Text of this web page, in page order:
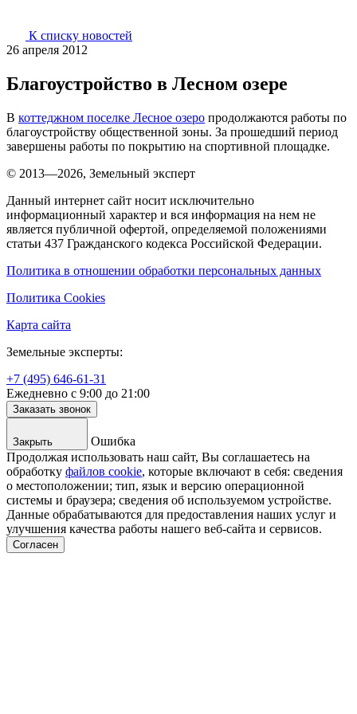
К списку новостей
26 апреля 2012
Благоустройство в Лесном озере
В коттеджном поселке Лесное озеро продолжаются работы по
благоустройству общественной зоны. За прошедший период
завершены работы по покрытию на спортивной площадке.
© 2013—2026, Земельный эксперт
Данный интернет сайт носит исключительно
информационный характер и вся информация на нем не
является публичной офертой, определяемой положениями
статьи 437 Гражданского кодекса Российской Федерации.
Политика в отношении обработки персональных данных
Политика Cookies
Карта сайта
Земельные эксперты:
+7 (495) 646-61-31
Ежедневно с 9:00 до 21:00
Заказать звонок
Закрыть
Ошибка
Продолжая использовать наш сайт, Вы соглашаетесь на
обработку файлов cookie, которые включают в себя: сведения
о местоположении; тип, язык и версию операционной
системы и браузера; сведения об используемом устройстве.
Данные обрабатываются для предоставления наших услуг и
улучшения качества работы нашего веб-сайта и сервисов.
Согласен